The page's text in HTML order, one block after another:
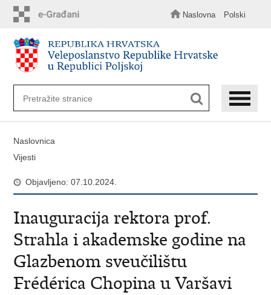
sadržaj
Naslovna Polski
Naslovnica
Vijesti
Objavljeno: 07.10.2024.
Inauguracija rektora prof.
Strahla i akademske godine na
Glazbenom sveučilištu
Frédérica Chopina u Varšavi